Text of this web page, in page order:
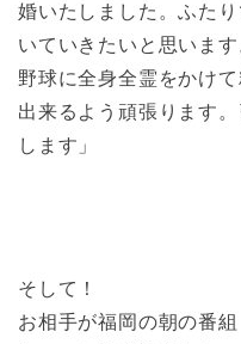
婚いたしました。ふた
いていきたいと思いま
野球に全身全霊をかけ
出来るよう頑張ります
します」
そして！
お相手が福岡の朝の番